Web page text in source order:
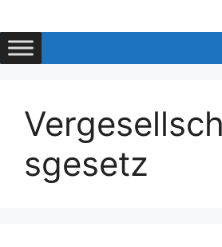
Inhalt
springen
sgesetz